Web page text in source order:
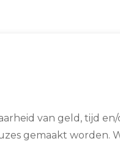
van geld, tijd
gemaakt worden.